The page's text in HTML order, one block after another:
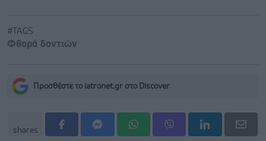
#TAGS
Φθορά δοντιών
Προσθέστε το iatronet.gr στο Discover
shares